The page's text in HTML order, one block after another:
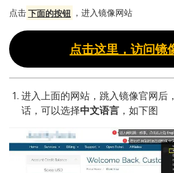
点击下面的按钮 ，进入镜像网站
点击这里，访问镜
进入上面的网站，跳入镜像官网后
话，可以选择中文语言 ，如下图